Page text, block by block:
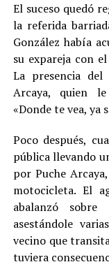
El suceso quedó
la referida
González había
su expareja con
La presencia
Arcaya, quien
«Donde te vea, ya
Poco después,
pública llevando
por Puche
motocicleta. El
abalanzó
asestándole
vecino que
tuviera